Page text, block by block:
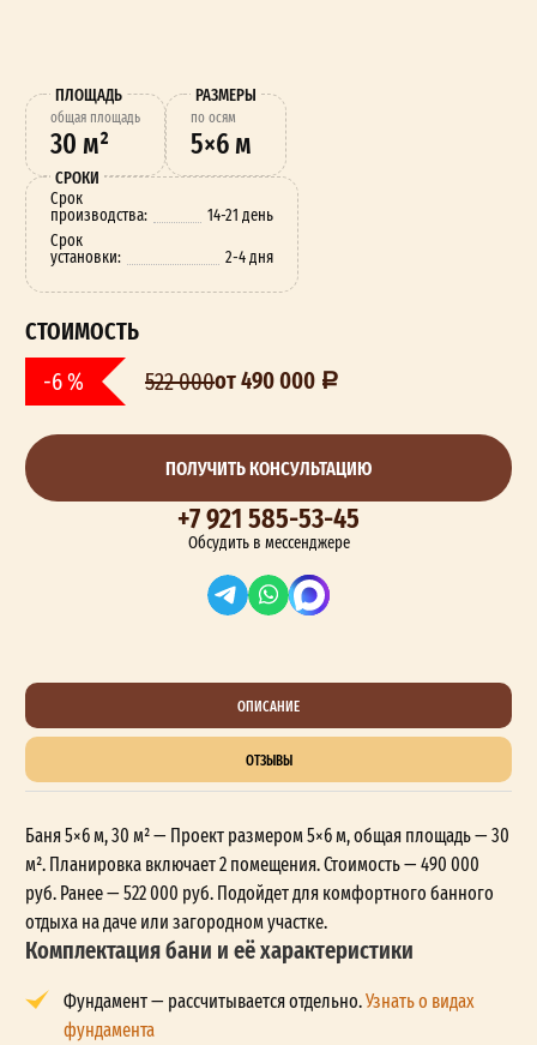
ПЛОЩАДЬ
oбщая площадь
30 м²
РАЗМЕРЫ
по осям
5×6 м
СРОКИ
Срок
производства:
14-21 день
Срок
установки: 2-4 дня
СТОИМОСТЬ
-6 % 522 000от 490 000
ПОЛУЧИТЬ КОНСУЛЬТАЦИЮ
+7 921 585-53-45
Обсудить в мессенджере
ОПИСАНИЕ
ОТЗЫВЫ
Баня 5×6 м, 30 м² — Проект размером 5×6 м, общая площадь — 30
м². Планировка включает 2 помещения. Стоимость — 490 000
руб. Ранее — 522 000 руб. Подойдет для комфортного банного
отдыха на даче или загородном участке.
Комплектация бани и её характеристики
Фундамент — рассчитывается отдельно.Узнать о видах
фундамента